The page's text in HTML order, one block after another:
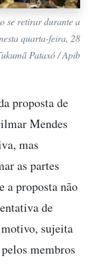
se retirar durante a
quarta-feira, 28
Pataxó / Apib
proposta de
Mendes
mas
as partes
a proposta não
de
motivo, sujeita
membros